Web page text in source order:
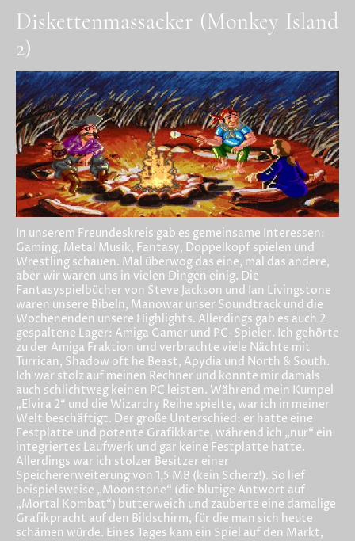
Diskettenmassacker (Monkey Island
2)
In unserem Freundeskreis gab es gemeinsame Interessen:
Gaming, Metal Musik, Fantasy, Doppelkopf spielen und
Wrestling schauen. Mal überwog das eine, mal das andere,
aber wir waren uns in vielen Dingen einig. Die
Fantasyspielbücher von Steve Jackson und Ian Livingstone
waren unsere Bibeln, Manowar unser Soundtrack und die
Wochenenden unsere Highlights. Allerdings gab es auch 2
gespaltene Lager: Amiga Gamer und PC-Spieler. Ich gehörte
zu der Amiga Fraktion und verbrachte viele Nächte mit
Turrican, Shadow oft he Beast, Apydia und North & South.
Ich war stolz auf meinen Rechner und konnte mir damals
auch schlichtweg keinen PC leisten. Während mein Kumpel
„Elvira 2“ und die Wizardry Reihe spielte, war ich in meiner
Welt beschäftigt. Der große Unterschied: er hatte eine
Festplatte und potente Grafikkarte, während ich „nur“ ein
integriertes Laufwerk und gar keine Festplatte hatte.
Allerdings war ich stolzer Besitzer einer
Speichererweiterung von 1,5 MB (kein Scherz!). So lief
beispielsweise „Moonstone“ (die blutige Antwort auf
„Mortal Kombat“) butterweich und zauberte eine damalige
Grafikpracht auf den Bildschirm, für die man sich heute
schämen würde. Eines Tages kam ein Spiel auf den Markt,